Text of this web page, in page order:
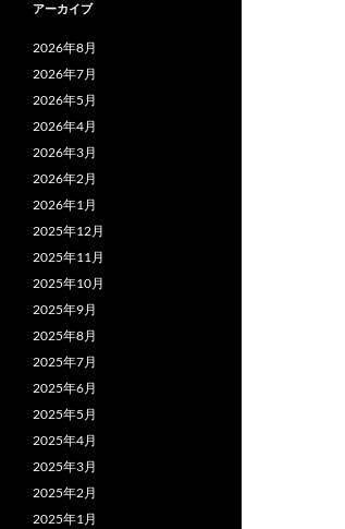
アーカイブ
2026年8月
2026年7月
2026年5月
2026年4月
2026年3月
2026年2月
2026年1月
2025年12月
2025年11月
2025年10月
2025年9月
2025年8月
2025年7月
2025年6月
2025年5月
2025年4月
2025年3月
2025年2月
2025年1月